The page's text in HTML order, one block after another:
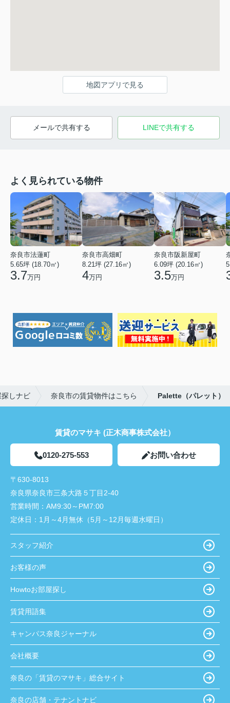
地図アプリで見る
メールで共有する LINEで共有する
よく見られている物件
奈良市法蓮町
5.65坪 (18.70㎡)
3.7万円
奈良市高畑町
8.21坪 (27.16㎡)
4万円
奈良市阪新屋町
6.09坪 (20.16㎡)
3.5万円
しナビ 奈良市の賃貸物件はこちら Palette（パレット）
賃貸のマサキ (正木商事株式会社）
0120-275-553 お問い合わせ
〒630-8013
奈良県奈良市三条大路５丁目2-40
営業時間： AM9:30～PM7:00
定休日： 1月～4月無休（5月～12月毎週水曜日）
スタッフ紹介
お客様の声
Howtoお部屋探し
賃貸用語集
キャンパス奈良ジャーナル
会社概要
奈良の「賃貸のマサキ」総合サイト
奈良の店舗・テナントナビ